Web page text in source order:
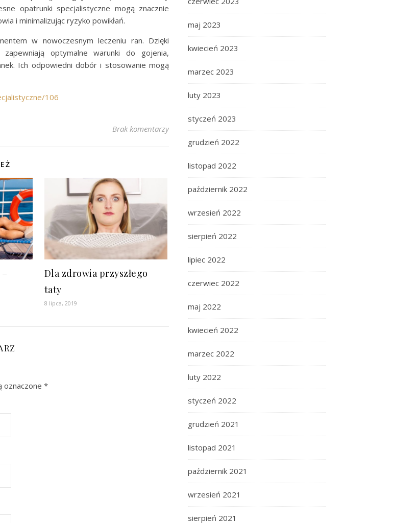
opatrunki specjalistyczne mogą znacznie
i minimalizując ryzyko powikłań.
w nowoczesnym leczeniu ran. Dzięki
zapewniają optymalne warunki do gojenia,
Ich odpowiedni dobór i stosowanie mogą
106
Brak komentarzy
Dla zdrowia przyszłego
taty
8 lipca, 2019
oznaczone *
maj 2023
kwiecień 2023
marzec 2023
luty 2023
styczeń 2023
grudzień 2022
listopad 2022
październik 2022
wrzesień 2022
sierpień 2022
lipiec 2022
czerwiec 2022
maj 2022
kwiecień 2022
marzec 2022
luty 2022
styczeń 2022
grudzień 2021
listopad 2021
październik 2021
wrzesień 2021
sierpień 2021